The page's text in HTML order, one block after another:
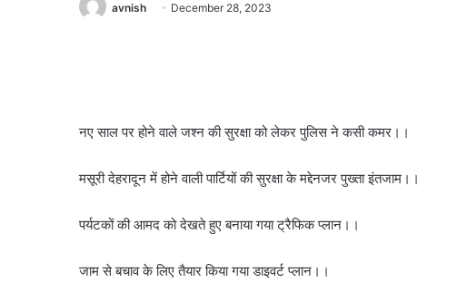
avnish December 28, 2023
नए साल पर होने वाले जश्न की सुरक्षा को लेकर पुलिस ने कसी कमर।।
मसूरी देहरादून में होने वाली पार्टियों की सुरक्षा के मद्देनजर पुख्ता इंतजाम।।
पर्यटकों की आमद को देखते हुए बनाया गया ट्रैफिक प्लान।।
जाम से बचाव के लिए तैयार किया गया डाइवर्ट प्लान।।